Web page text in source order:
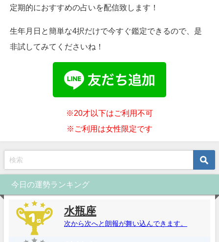
定期的におすすめの占いを配信致します！
生年月日と簡単な4択だけで今すぐ鑑定できるので、是
非試してみてくださいね！
※20才以下はご利用不可
※ご利用は女性限定です
今日の運勢ランキング
水瓶座
次から次へと朗報が舞い込んできます。